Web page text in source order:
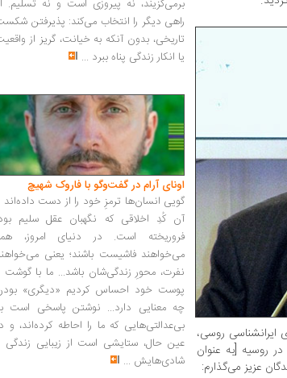
ایرانشناسی روسی،
روسیه [به عنوان
عزیز می‌گذارم:
برمی‌گزیند، نه پیروزی است و نه تسلیم.
راهی دیگر را انتخاب می‌کند: پذیرفتن
تاریخی، بدون آنکه به خیانت، گریز از
یا انکار زندگی پناه ببرد ...
اونای آرام در گفت‌وگو با فاروک شهیچ‭
گویی انسان‌ها ترمزِ خود را از دست داده‌اند
آن کُدِ اخلاقی که نگهبان عقل سلیم
فروریخته است. در دنیای امروز،
می‌خواهند فاشیست باشند؛ یعنی
نفرت، محورِ زندگی‌شان باشد... ما با گوشت
پوست خود احساس کردیم «دیگری»
چه معنایی دارد... نوشتن پاسخی است
بی‌عدالتی‌هایی که ما را احاطه کرده‌اند، و
عین حال، ستایشی است از زیبایی زندگی
شادی‌هایش ...